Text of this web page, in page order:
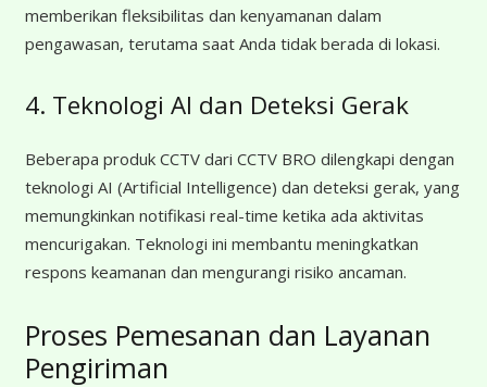
memberikan fleksibilitas dan kenyamanan dalam
pengawasan, terutama saat Anda tidak berada di lokasi.
4. Teknologi AI dan Deteksi Gerak
Beberapa produk CCTV dari CCTV BRO dilengkapi dengan
teknologi AI (Artificial Intelligence) dan deteksi gerak, yang
memungkinkan notifikasi real-time ketika ada aktivitas
mencurigakan. Teknologi ini membantu meningkatkan
respons keamanan dan mengurangi risiko ancaman.
Proses Pemesanan dan Layanan
Pengiriman